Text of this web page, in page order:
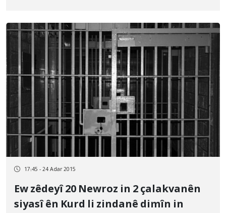
17:45 - 24 Adar 2015
Ew zêdeyî 20 Newroz in 2 çalakvanên
siyasî ên Kurd li zindanê dimîn in